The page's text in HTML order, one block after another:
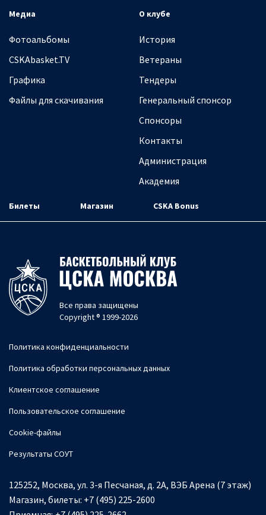
Медиа
Фотоальбомы
CSKAbasket.TV
Графика
Файлы для скачивания
О клубе
История
Ветераны
Тендеры
Генеральный спонсор
Спонсоры
Контакты
Администрация
Академия
Билеты Магазин CSKA Bonus
Все права защищены
Copyright ® 1999-2026
Политика конфиденциальности
Политика обработки персональных данных
Клиентское соглашение
Пользовательское соглашение
Cookie-файлы
Результаты СОУТ
125252, Москва, ул. 3-я Песчаная, д. 2А, ВЭБ Арена (7 этаж)
Магазин, билеты: +7 (495) 225-2600